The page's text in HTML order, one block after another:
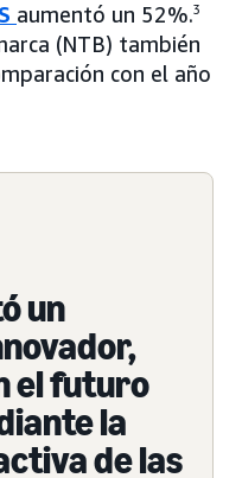
aumentó un 52%.3
(NTB) también
con el año
un
el futuro
la
de las